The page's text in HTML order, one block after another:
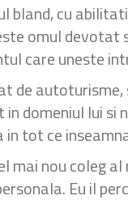
bland, cu
omul
care uneste
de
domeniul lui si
in tot ce
mai nou coleg
Eu il